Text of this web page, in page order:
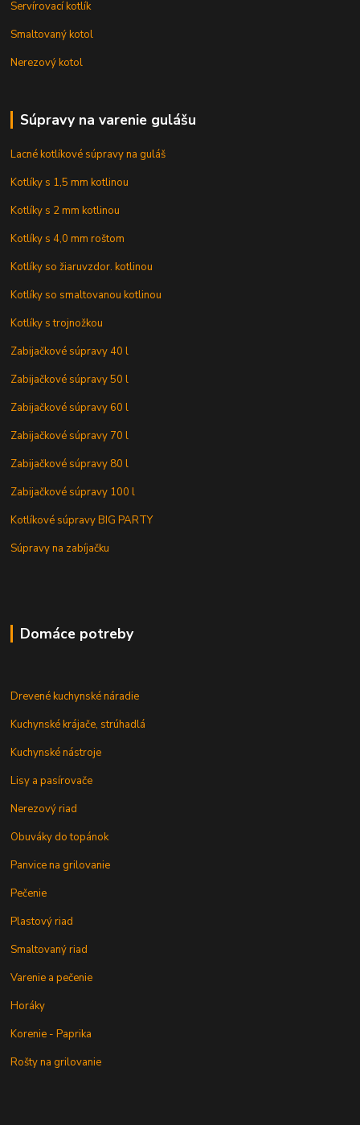
Servírovací kotlík
Smaltovaný kotol
Nerezový kotol
Súpravy na varenie gulášu
Lacné kotlíkové súpravy na guláš
Kotlíky s 1,5 mm kotlinou
Kotlíky s 2 mm kotlinou
Kotlíky s 4,0 mm roštom
Kotlíky so žiaruvzdor. kotlinou
Kotlíky so smaltovanou kotlinou
Kotlíky s trojnožkou
Zabijačkové súpravy 40 l
Zabijačkové súpravy 50 l
Zabijačkové súpravy 60 l
Zabijačkové súpravy 70 l
Zabijačkové súpravy 80 l
Zabijačkové súpravy 100 l
Kotlíkové súpravy BIG PARTY
Súpravy na zabíjačku
Domáce potreby
Drevené kuchynské náradie
Kuchynské krájače, strúhadlá
Kuchynské nástroje
Lisy a pasírovače
Nerezový riad
Obuváky do topánok
Panvice na grilovanie
Pečenie
Plastový riad
Smaltovaný riad
Varenie a pečenie
Horáky
Korenie - Paprika
Rošty na grilovanie